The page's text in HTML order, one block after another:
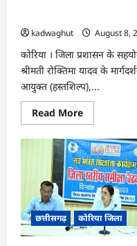
…
kadwaghut
August 8,
कोरिया । जिला प्रशासन के
श्रीमती रोक्तिमा यादव के
आयुक्त (हस्तशिल्प),...
Read MoreRead
more
CG
:
कलेक्टर
के
मार्गदर्शन
में
छह
गांवों
तक
पहुंची
हस्तशिल्प
छत्तीसगढ़ कोरिया जिला